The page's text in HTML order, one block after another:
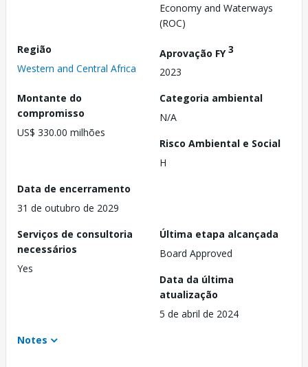
Economy and Waterways
(ROC)
Região
Western and Central Africa
Aprovação FY3
2023
Montante do
compromisso
US$ 330.00 milhões
Categoria ambiental
N/A
Risco Ambiental e Social
H
Data de encerramento
31 de outubro de 2029
Serviços de consultoria
necessários
Yes
Última etapa alcançada
Board Approved
Data da última
atualização
5 de abril de 2024
Notes